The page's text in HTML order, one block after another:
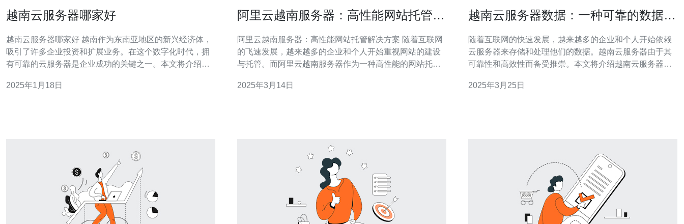
越南云服务器哪家好
越南云服务器哪家好 越南作为东南亚地区的新兴经济体，
吸引了许多企业投资和扩展业务。在这个数字化时代，拥
有可靠的云服务器是企业成功的关键之一。本文将介绍几
合您业务需求的服务提供商。 公司A是越南领先的云服务
2025年1月18日
阿里云越南服务器：高性能网站托管解
阿里云越南服务器：高性能网站托管解决方案 随着互联网
的飞速发展，越来越多的企业和个人开始重视网站的建设
与托管。而阿里云越南服务器作为一种高性能的网站托管
阿里云推出的一种服务器产品，其数据中心位于越南，为
2025年3月14日
越南云服务器数据：一种可靠的数据存
随着互联网的快速发展，越来越多的企业和个人开始依赖
云服务器来存储和处理他们的数据。越南云服务器由于其
可靠性和高效性而备受推崇。本文将介绍越南云服务器数
理解决方案。 在现代社会，数据是企业和个人的重要资
2025年3月25日